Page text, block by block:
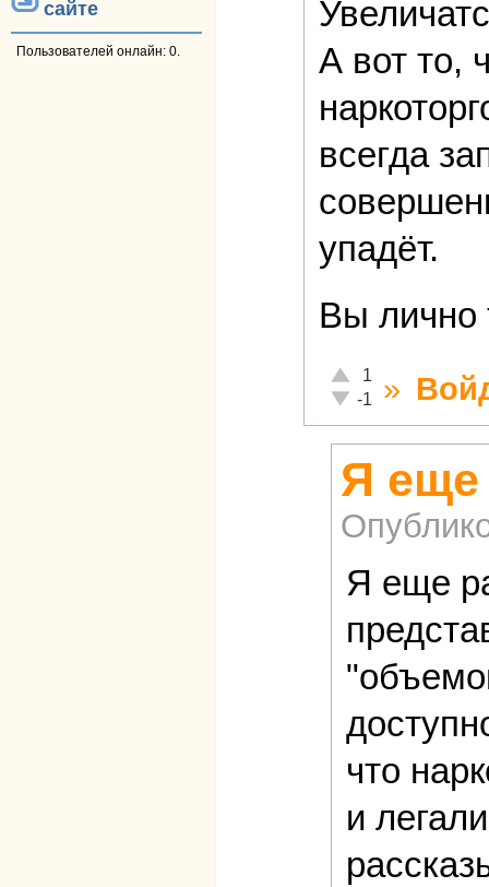
сайте
Пользователей онлайн: 0.
А вот то,
всегда
упадёт.
Вы лично
Отлично!
1
Неадекватно!
-1 »
Я еще
Я еще
что
и